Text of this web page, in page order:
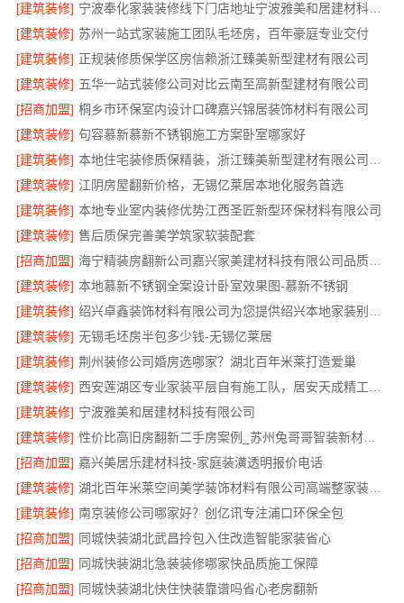
[建筑装修]
宁波奉化家装装修线下门店地址宁波雅美和居建材科技有限公司
[建筑装修] 苏州一站式家装施工团队毛坯房，百年豪庭专业交付
[建筑装修] 正规装修质保学区房信赖浙江臻美新型建材有限公司
[建筑装修] 五华一站式装修公司对比云南至高新型建材有限公司
[招商加盟] 桐乡市环保室内设计口碑嘉兴锦居装饰材料有限公司
[建筑装修] 句容慕新慕新不锈钢施工方案卧室哪家好
[建筑装修]
[建筑装修] 江阴房屋翻新价格，无锡亿莱居本地化服务首选
[建筑装修] 本地专业室内装修优势江西圣匠新型环保材料有限公司
[建筑装修] 售后质保完善美学筑家软装配套
[招商加盟]
海宁精装房翻新公司嘉兴家美建材科技有限公司品质保障
[建筑装修] 本地慕新不锈钢全案设计卧室效果图-慕新不锈钢
[建筑装修]
[建筑装修] 无锡毛坯房半包多少钱-无锡亿莱居
[建筑装修] 荆州装修公司婚房选哪家？湖北百年米莱打造爱巢
[建筑装修]
[建筑装修] 宁波雅美和居建材科技有限公司
[建筑装修]
性价比高旧房翻新二手房案例_苏州兔哥哥智装新材料有限公司
[招商加盟] 嘉兴美居乐建材科技-家庭装潢透明报价电话
[建筑装修]
湖北百年米莱空间美学装饰材料有限公司高端整家装修老房
[建筑装修] 南京装修公司哪家好？创亿讯专注浦口环保全包
[招商加盟] 同城快装湖北武昌拎包入住改造智能家装省心
[招商加盟] 同城快装湖北急装装修哪家快品质施工保障
[招商加盟] 同城快装湖北快住快装靠谱吗省心老房翻新